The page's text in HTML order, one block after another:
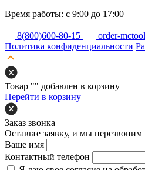
Время работы: с 9:00 до 17:00
8(800)600-80-15
order-
Политика конфиденциальности
Товар "" добавлен в корзину
Перейти в корзину
Заказ звонка
Оставьте заявку, и мы перезвоним
Ваше имя
Контактный телефон